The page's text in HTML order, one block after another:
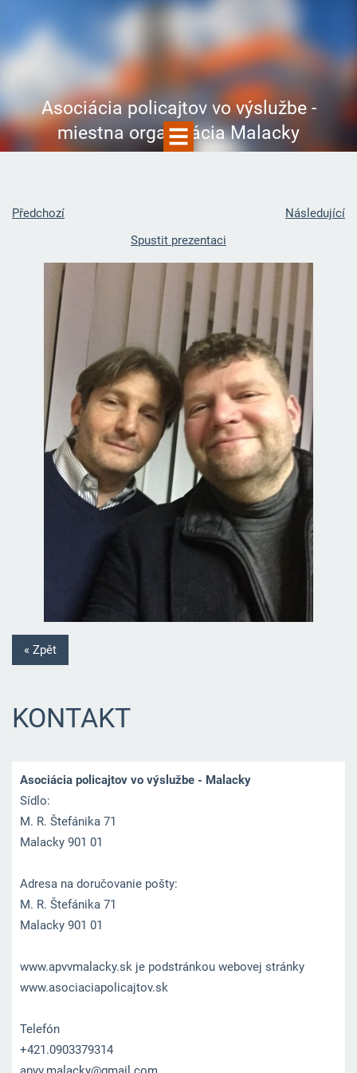
Asociácia policajtov vo výslužbe -
miestna organizácia Malacky
Předchozí
Následující
Spustit prezentaci
« Zpět
KONTAKT
Asociácia policajtov vo výslužbe - Malacky
Sídlo:
M. R. Štefánika 71
Malacky 901 01
Adresa na doručovanie pošty:
M. R. Štefánika 71
Malacky 901 01
www.apvvmalacky.sk je podstránkou webovej stránky
www.asociaciapolicajtov.sk
Telefón
+421.0903379314